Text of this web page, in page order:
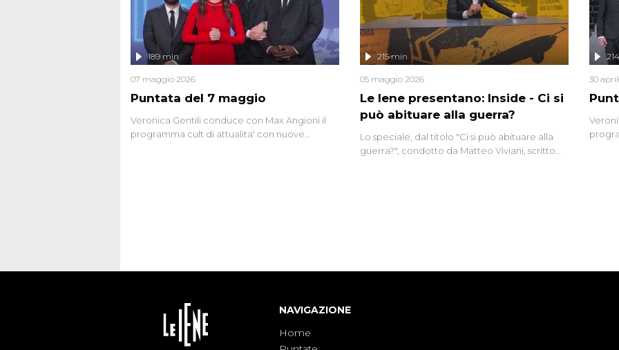
Firenze, le cui responsabilità appaiono ancora
oggi avvolte in un groviglio di dubbi mai
chiariti. Nel corso dello speciale anche
l'intervista inedita a Olindo Romano, realizzata
ne...
Puntata del 7 maggio
189 min
07 maggio 2026
Veronica Gentili conduce con Max Angioni il
programma cult di attualita' con nuove
Le Iene presentano: Inside - Ci si
può abituare alla guerra?
215 min
05 maggio 2026
Lo speciale, dal titolo "Ci si può abituare alla
guerra?", condotto da Matteo Viviani, scritto
30
NAVIGAZIONE
Home